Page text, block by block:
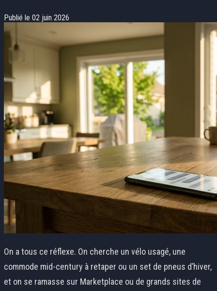
Publié le 02 juin 2026
On a tous ce réflexe. On cherche un vélo usagé, une
commode mid-century à retaper ou un set de pneus d’hiver,
et on se ramasse sur Marketplace ou de grands sites de